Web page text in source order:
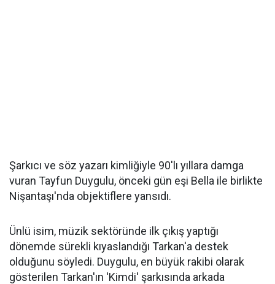
Şarkıcı ve söz yazarı kimliğiyle 90'lı yıllara damga
vuran Tayfun Duygulu, önceki gün eşi Bella ile birlikte
Nişantaşı'nda objektiflere yansıdı.
Ünlü isim, müzik sektöründe ilk çıkış yaptığı
dönemde sürekli kıyaslandığı Tarkan'a destek
olduğunu söyledi. Duygulu, en büyük rakibi olarak
gösterilen Tarkan'ın 'Kimdi' şarkısında arkada